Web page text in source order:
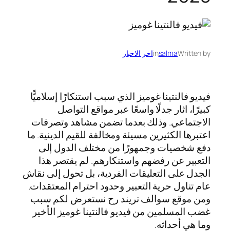
Written by
salma
inاخر الاخبار
فيديو فالنتينا غوميز الذي سبب استنكارًا إسلاميًّا
كبيرًا، اثار جدلًا واسعًا عبر مواقع التواصل
الاجتماعي. وذلك بعدما تضمن مشاهد وتصرفات
اعتبرها الكثيرين مسيئة ومخالفة للقيم الدينية. ما
دفع شخصيات وجمهورًا من مختلف الدول إلى
التعبير عن رفضهم واستنكارهم. لم يقتصر هذا
الجدل على التعليقات الفردية، بل تحول إلى نقاش
عام تناول حرية التعبير وحدود احترام المعتقدات.
ومن موقع سوالف تريند رح نستعرض لكم سبب
غضب المسلمين من فيديو فالنتينا غوميز الأخير
وما هي أحداثه.